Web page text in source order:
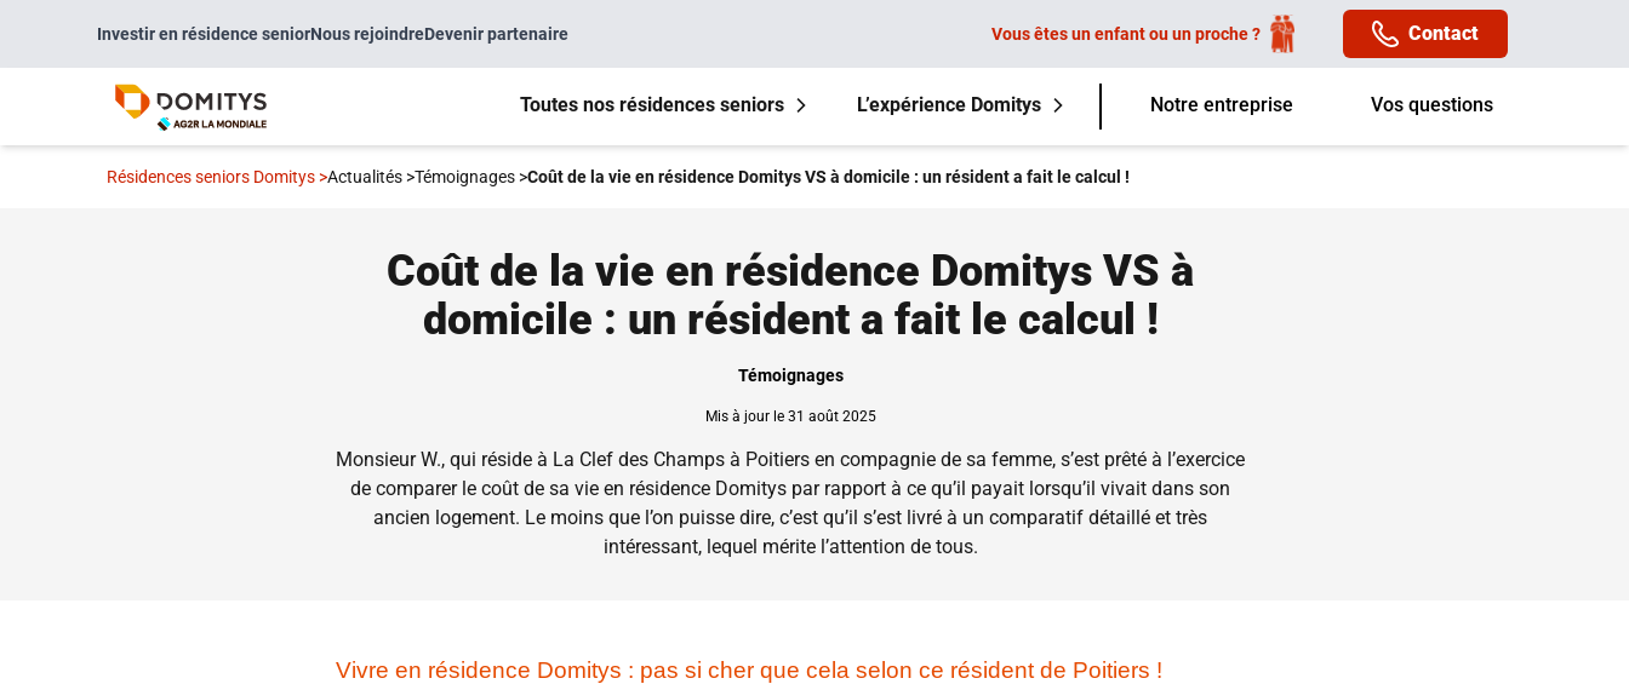
Investir en résidence seniorNous rejoindreDevenir partenaire Vous êtes un enfant ou un proche ? Contact
Toutes nos résidences seniors L’expérience Domitys Notre entreprise Vos questions
Résidences seniors Domitys >Actualités >Témoignages >Coût de la vie en résidence Domitys VS à domicile : un résident a fait le calcul !
Coût de la vie en résidence Domitys VS à
domicile : un résident a fait le calcul !
Témoignages
Mis à jour le 31 août 2025
Monsieur W., qui réside à La Clef des Champs à Poitiers en compagnie de sa femme, s’est prêté à l’exercice
de comparer le coût de sa vie en résidence Domitys par rapport à ce qu’il payait lorsqu’il vivait dans son
ancien logement. Le moins que l’on puisse dire, c’est qu’il s’est livré à un comparatif détaillé et très
intéressant, lequel mérite l’attention de tous.
Vivre en résidence Domitys : pas si cher que cela selon ce résident de Poitiers !